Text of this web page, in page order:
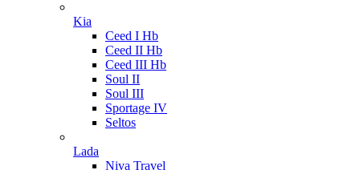
Kia
Ceed I Hb
Ceed II Hb
Ceed III Hb
Soul II
Soul III
Sportage IV
Seltos
Lada
Niva Travel